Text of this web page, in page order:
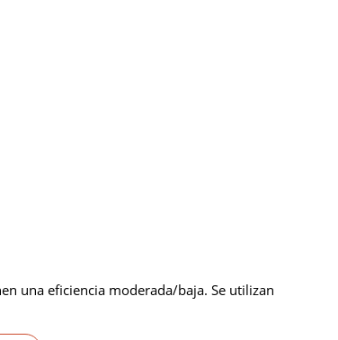
una eficiencia moderada/baja. Se utilizan